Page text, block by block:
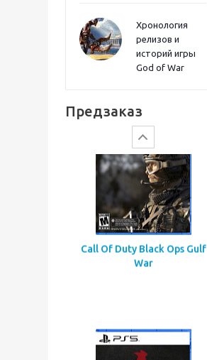
Хронология
релизов и
историй игры
God of War
Предзаказ